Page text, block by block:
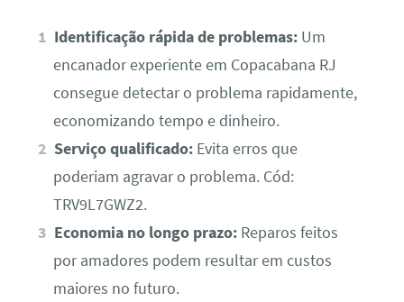
Identificação rápida de problemas: Um
encanador experiente em Copacabana RJ
consegue detectar o problema rapidamente,
economizando tempo e dinheiro.
Serviço qualificado: Evita erros que
poderiam agravar o problema. Cód:
TRV9L7GWZ2.
Economia no longo prazo: Reparos feitos
por amadores podem resultar em custos
maiores no futuro.